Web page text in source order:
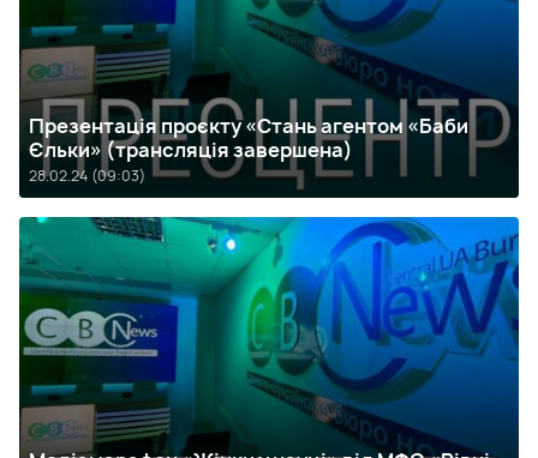
Презентація проєкту «Стань агентом «Баби
Єльки» (трансляція завершена)
28.02.24 (09:03)